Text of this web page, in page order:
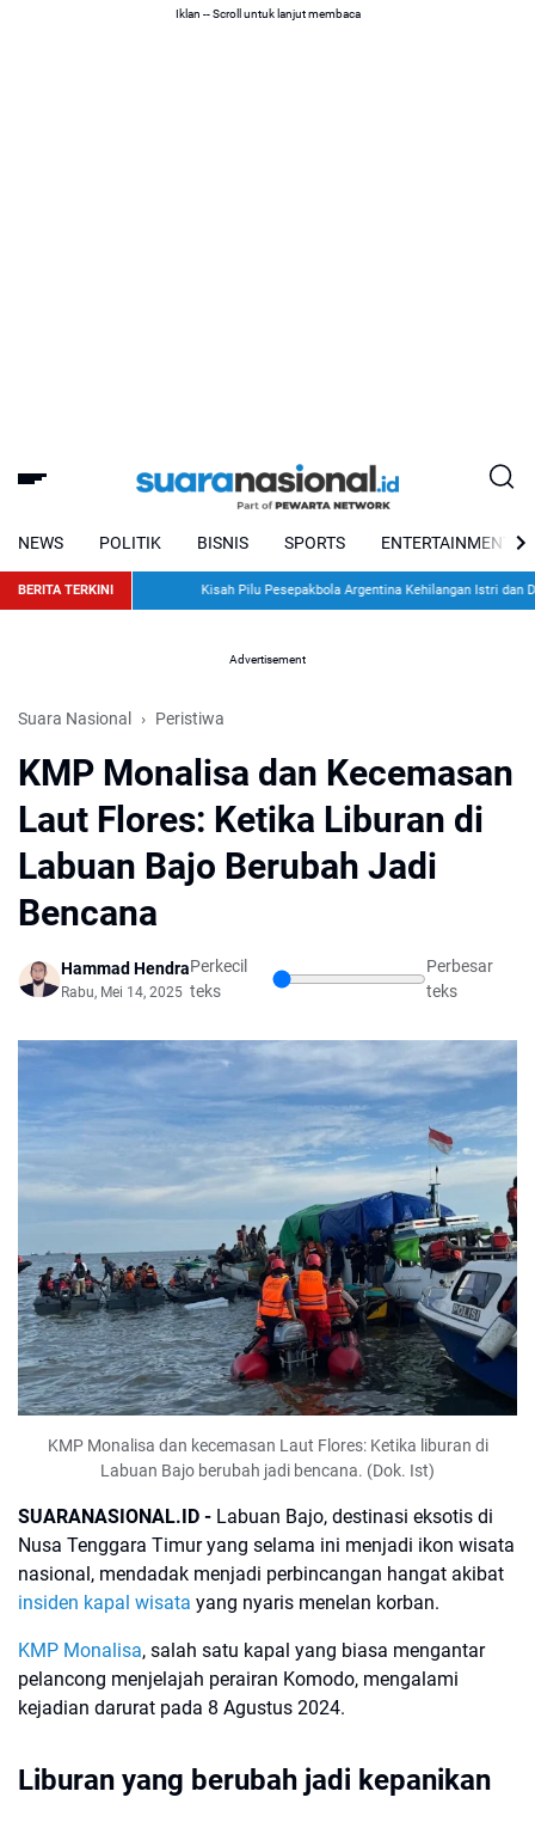
Iklan -- Scroll untuk lanjut membaca
NEWS POLITIK BISNIS SPORTS ENTERTAINMENT
BERITA TERKINI Kisah Pilu Pesepakbola Argentina Kehilangan Istri dan Dua
Advertisement
Suara Nasional Peristiwa
KMP Monalisa dan Kecemasan
Laut Flores: Ketika Liburan di
Labuan Bajo Berubah Jadi
Bencana
Hammad Hendra
Rabu, Mei 14, 2025
Perkecil
teks
Perbesar
teks
KMP Monalisa dan kecemasan Laut Flores: Ketika liburan di
Labuan Bajo berubah jadi bencana. (Dok. Ist)
SUARANASIONAL.ID - Labuan Bajo, destinasi eksotis di
Nusa Tenggara Timur yang selama ini menjadi ikon wisata
nasional, mendadak menjadi perbincangan hangat akibat
insiden kapal wisata yang nyaris menelan korban.
KMP Monalisa, salah satu kapal yang biasa mengantar
pelancong menjelajah perairan Komodo, mengalami
kejadian darurat pada 8 Agustus 2024.
Liburan yang berubah jadi kepanikan